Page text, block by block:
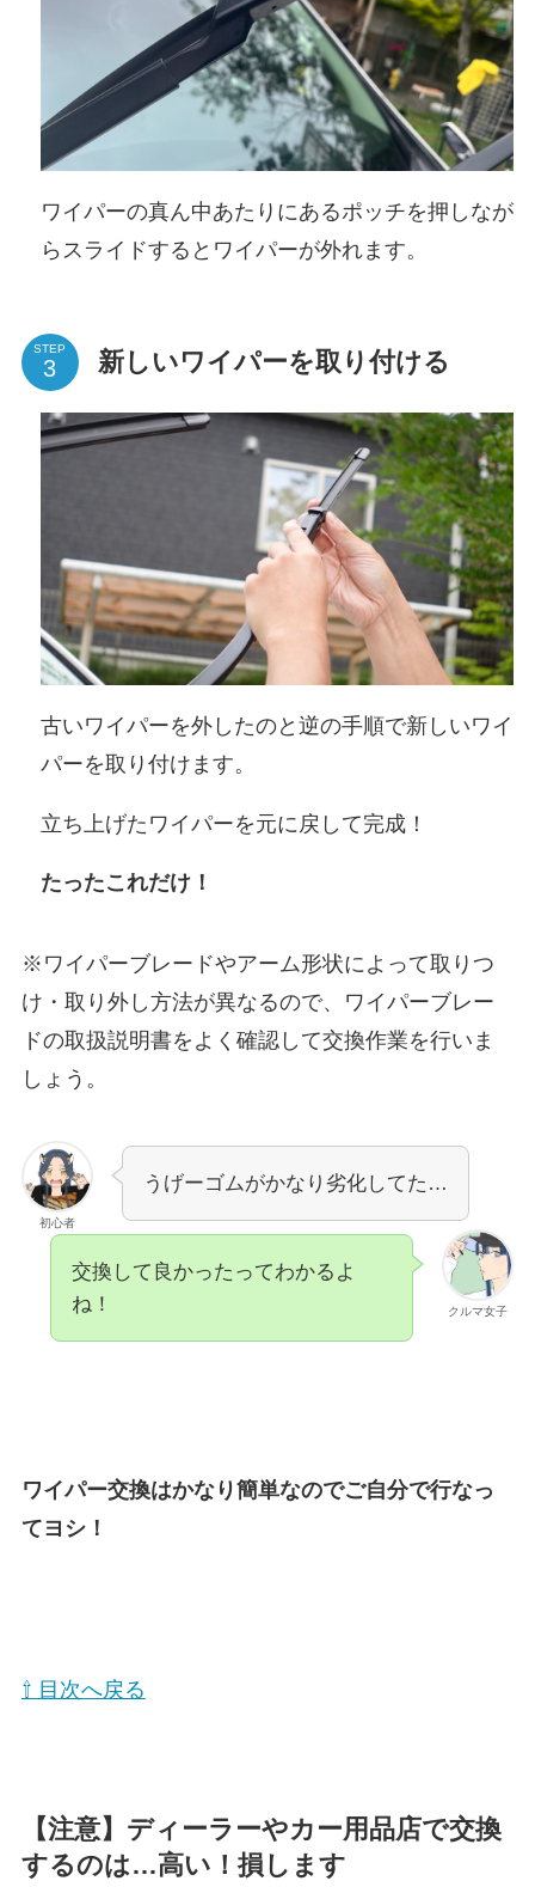
ワイパーの真ん中あたりにあるポッチを押しなが
らスライドするとワイパーが外れます。
STEP 新しいワイパーを取り付ける
古いワイパーを外したのと逆の手順で新しいワイ
パーを取り付けます。
立ち上げたワイパーを元に戻して完成！
たったこれだけ！
※ワイパーブレードやアーム形状によって取りつ
け・取り外し方法が異なるので、ワイパーブレー
ドの取扱説明書をよく確認して交換作業を行いま
しょう。
初心者
うげーゴムがかなり劣化してた…
クルマ女子
交換して良かったってわかるよ
ね！
ワイパー交換はかなり簡単なのでご自分で行なっ
てヨシ！
⇧ 目次へ戻る
【注意】ディーラーやカー用品店で交換
するのは…高い！損します